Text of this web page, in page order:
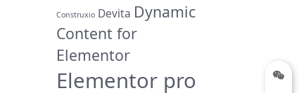
Construxio Devita Dynamic
Content for
Elementor
Elementor pro